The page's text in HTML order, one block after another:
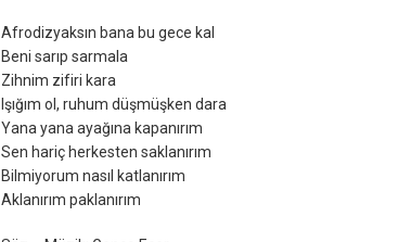
Afrodizyaksın bana bu gece kal
Beni sarıp sarmala
Zihnim zifiri kara
Işığım ol, ruhum düşmüşken dara
Yana yana ayağına kapanırım
Sen hariç herkesten saklanırım
Bilmiyorum nasıl katlanırım
Aklanırım paklanırım